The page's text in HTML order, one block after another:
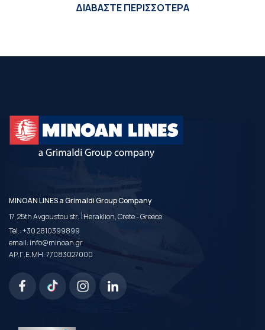
ΔΙΑΒΑΣΤΕ ΠΕΡΙΣΣΟΤΕΡΑ
MINOAN LINES a Grimaldi Group Company
17, 25th Avgoustou str. | Heraklion, Crete - Greece
Tel.:+30 2810399899
email:info@minoan.gr
ΑΡ.Γ.Ε.ΜΗ. 77083027000